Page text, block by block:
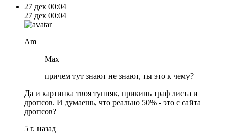
27 дек 00:04
27 дек 00:04
Am
Max
причем тут знают не знают, ты это к чему?
Да и картинка твоя тупняк, прикинь траф листа и
дропсов. И думаешь, что реально 50% - это с сайта
дропсов?
5 г. назад